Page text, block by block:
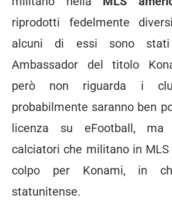
riprodotti fedelmente
alcuni di essi sono
Ambassador del titolo
però non riguarda i
probabilmente saranno ben
licenza su eFootball, ma
calciatori che militano in MLS
colpo per Konami, in
statunitense.